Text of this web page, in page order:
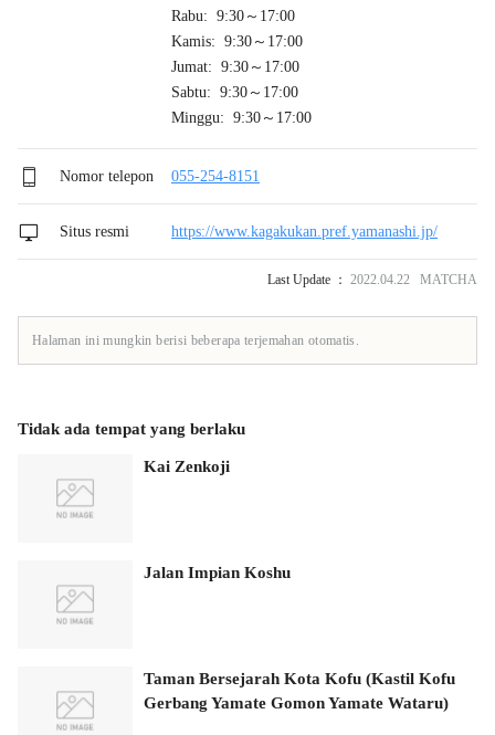
Rabu: 9:30～17:00
Kamis: 9:30～17:00
Jumat: 9:30～17:00
Sabtu: 9:30～17:00
Minggu: 9:30～17:00
Nomor telepon 055-254-8151
Situs resmi https://www.kagakukan.pref.yamanashi.jp/
Last Update ： 2022.04.22 MATCHA
Halaman ini mungkin berisi beberapa terjemahan otomatis.
Tidak ada tempat yang berlaku
Kai Zenkoji
Jalan Impian Koshu
Taman Bersejarah Kota Kofu (Kastil Kofu
Gerbang Yamate Gomon Yamate Wataru)